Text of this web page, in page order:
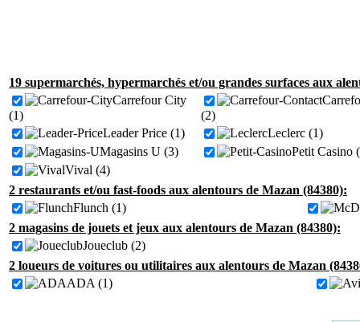
19 supermarchés, hypermarchés et/ou grandes surfaces aux
Carrefour City
(1)
(2)
Leader Price (1)
Leclerc (1)
Magasins U (3)
Petit Casino
Vival (4)
2 restaurants et/ou fast-foods aux alentours de Mazan (84380):
Flunch (1)
2 magasins de jouets et jeux aux alentours de Mazan (84380):
Joueclub (2)
2 loueurs de voitures ou utilitaires aux alentours de Mazan
ADA (1)